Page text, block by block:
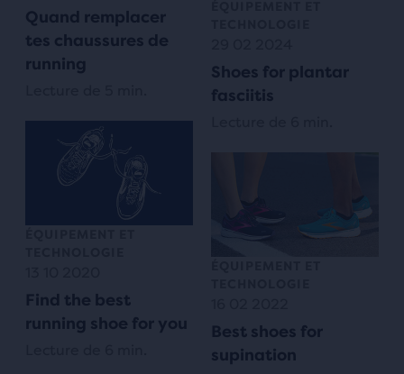
Quand remplacer
tes chaussures de
running
Find the best
running shoe for you
Shoes for plantar
fasciitis
Best shoes for
supination